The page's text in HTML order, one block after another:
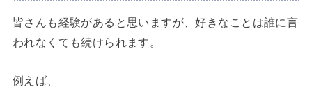
皆さんも経験があると思いますが、好きなことは誰に言
われなくても続けられます。
例えば、